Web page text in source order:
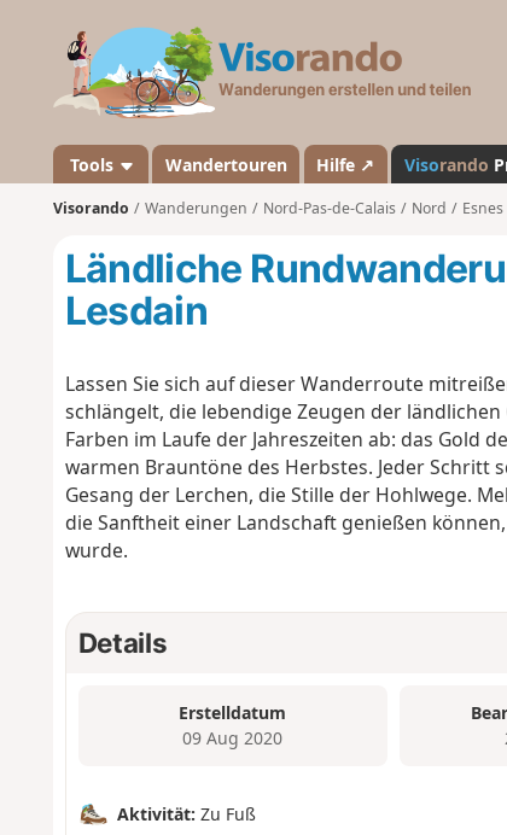
a
n
d
Tools Wandertouren Hilfe ↗ Visorando
Visorando Wanderungen Nord-Pas-de-Calais Nord Esnes
Ländliche
Lesdain
Lassen Sie sich auf dieser Wanderroute
schlängelt, die lebendige Zeugen der
Farben im Laufe der Jahreszeiten ab: das Gold
warmen Brauntöne des Herbstes. Jeder Schritt
Gesang der Lerchen, die Stille der Hohlwege.
die Sanftheit einer Landschaft genießen
wurde.
Details
Erstelldatum
09 Aug 2020
Aktivität: Zu Fuß